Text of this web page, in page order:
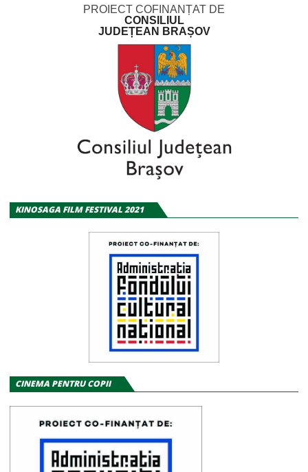
PROIECT COFINANȚAT DE
CONSILIUL
JUDEȚEAN BRAȘOV
KINOSAGA FILM FESTIVAL 2021
CINEMA PENTRU COPII